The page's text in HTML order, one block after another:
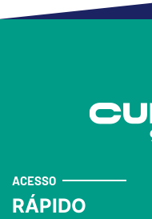
ACESSO
RÁPIDO